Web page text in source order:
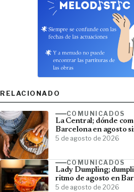
RELACIONADO
COMUNICADOS
La Central; dónde
Barcelona en agosto
5 de agosto de 2026
COMUNICADOS
Lady Dumpling;
ritmo de agosto en
5 de agosto de 2026